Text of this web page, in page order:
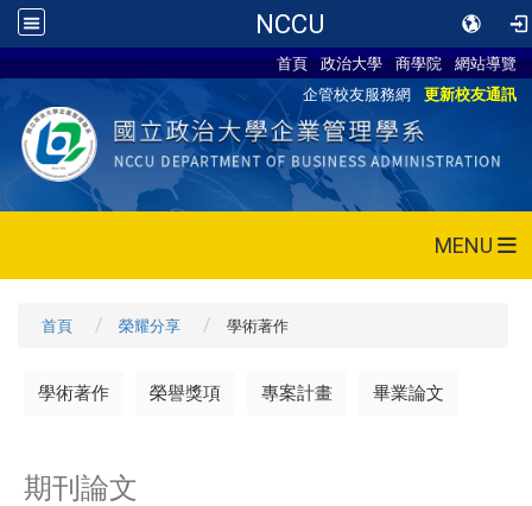
NCCU
首頁 政治大學 商學院
網站導覽
企管校友服務網
更新校友通訊
MENU
首頁 榮耀分享 學術著作
學術著作 榮譽獎項 專案計畫 畢業論文
期刊論文